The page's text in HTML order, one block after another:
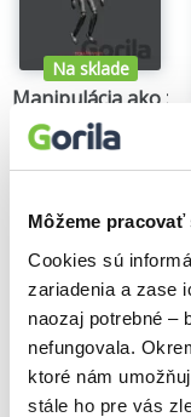
Môžeme
Cookies sú
zariadenia a zase
naozaj potrebné –
nefungovala.
ktoré nám
stále ho pre vás
Na sklade
Manipulácia ako
Tomáš Vepi
15,79€
Našli sme0titulov
Zoradiť podľa: